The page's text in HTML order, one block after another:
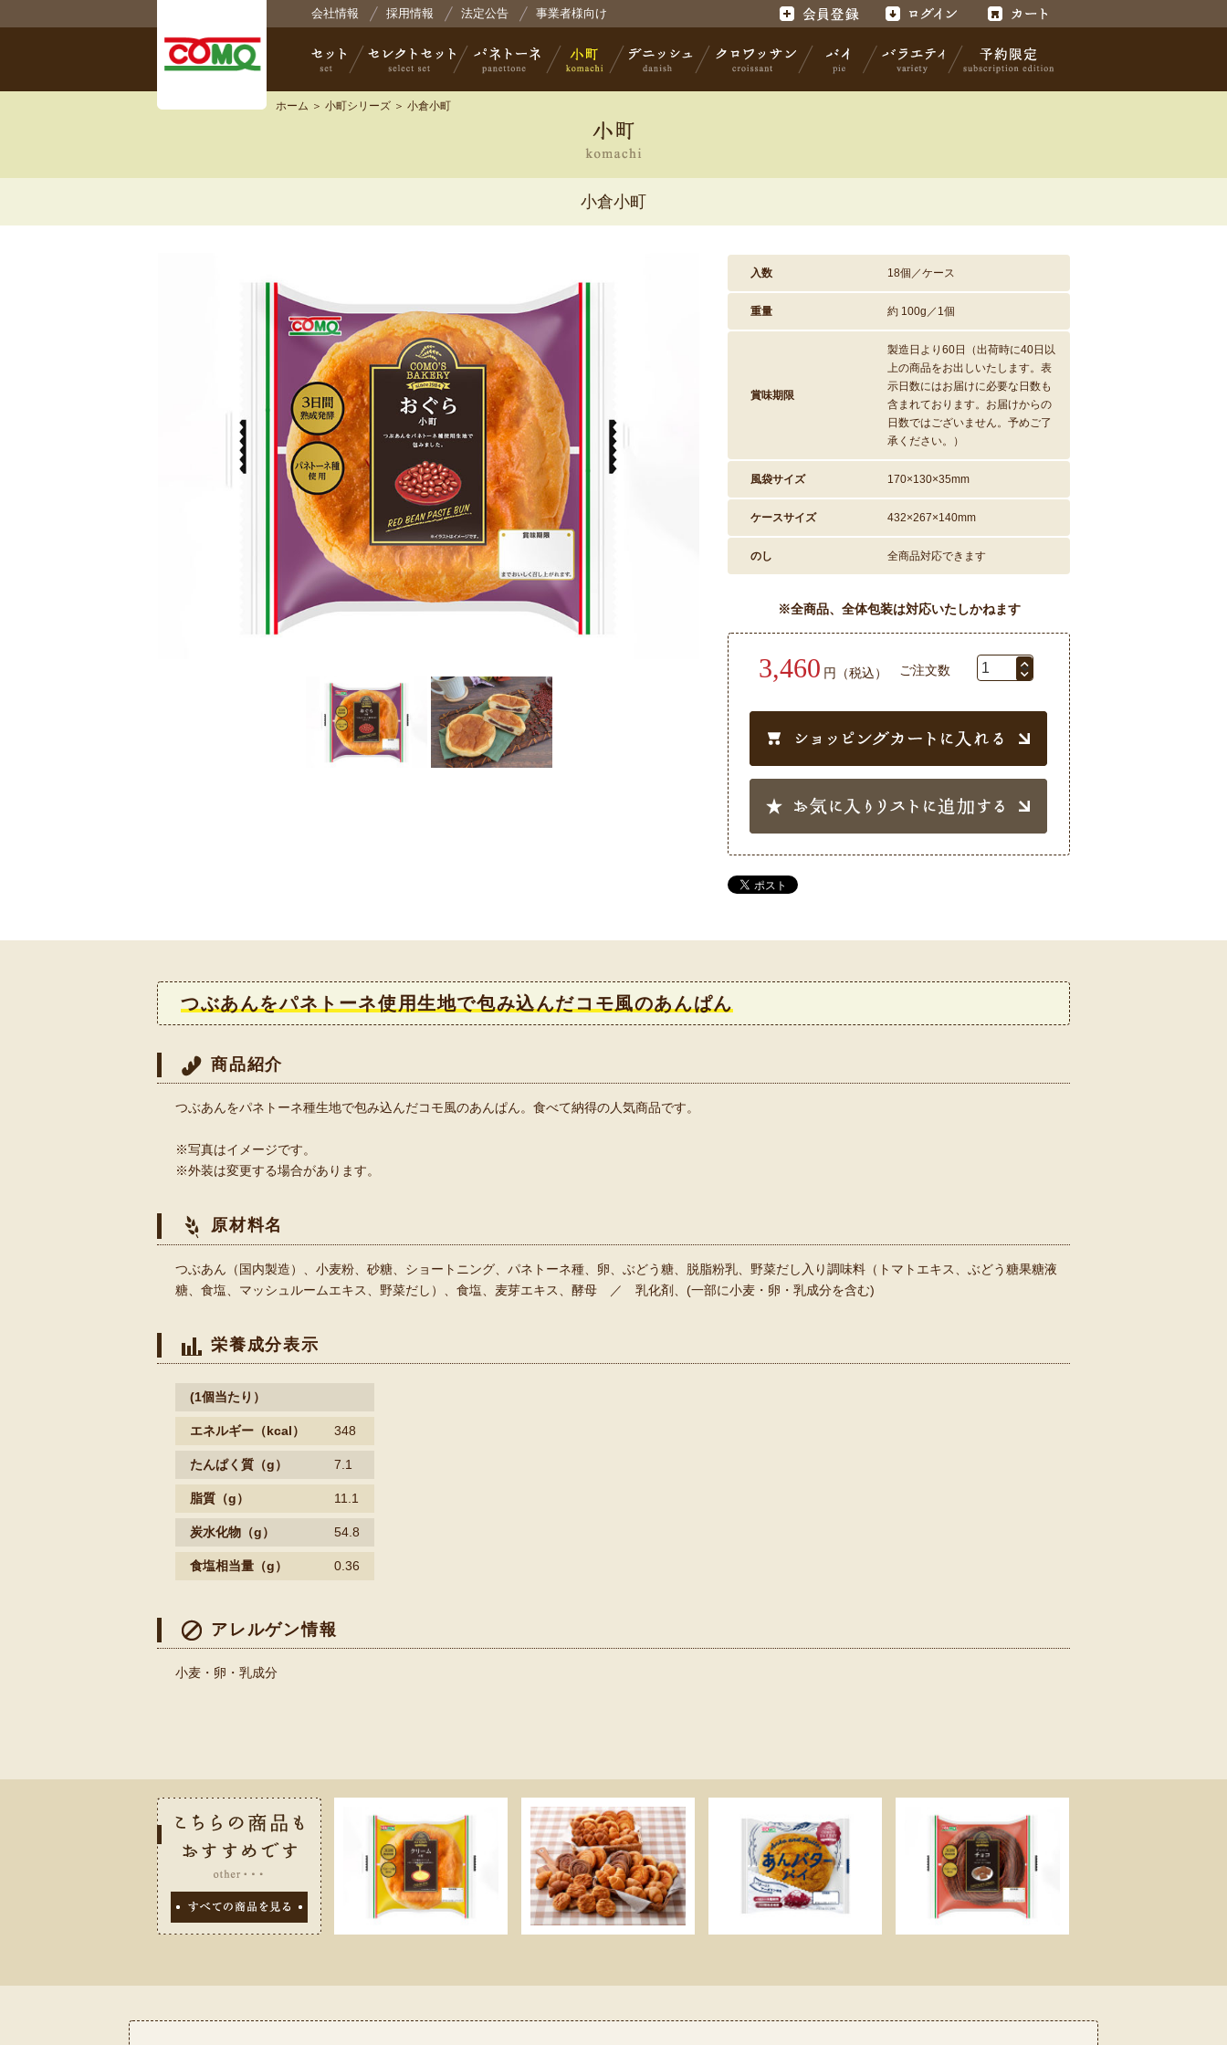
株式会社コモ
会員登録 ログイン カート
デニッシュ
会社情報 採用情報 法定公告 事業者様向け
ホーム ＞ 小町シリーズ ＞ 小倉小町
小倉小町
入数 18個／ケース
重量 約 100g／1個
賞味期限
製造日より60日（出荷時に40日以
上の商品をお出しいたします。表
示日数にはお届けに必要な日数も
含まれております。お届けからの
日数ではございません。予めご了
承ください。）
風袋サイズ 170×130×35mm
ケースサイズ 432×267×140mm
のし 全商品対応できます
※全商品、全体包装は対応いたしかねます
3,460 円（税込） ご注文数
つぶあんをパネトーネ使用生地で包み込んだコモ風のあんぱん
商品紹介
つぶあんをパネトーネ種生地で包み込んだコモ風のあんぱん。食べて納得の人気商品です。
※写真はイメージです。
※外装は変更する場合があります。
原材料名
つぶあん（国内製造）、小麦粉、砂糖、ショートニング、パネトーネ種、卵、ぶどう糖、脱脂粉乳、野菜だし入り調味料（トマトエキス、ぶどう糖果糖液
糖、食塩、マッシュルームエキス、野菜だし）、食塩、麦芽エキス、酵母 ／ 乳化剤、(一部に小麦・卵・乳成分を含む)
栄養成分表示
(1個当たり）
エネルギー （kcal） 348
たんぱく質 （g） 7.1
脂質 （g） 11.1
炭水化物 （g） 54.8
食塩相当量 （g） 0.36
アレルゲン情報
小麦・卵・乳成分
こちらの商品もおすすめです
すべての商品を見る